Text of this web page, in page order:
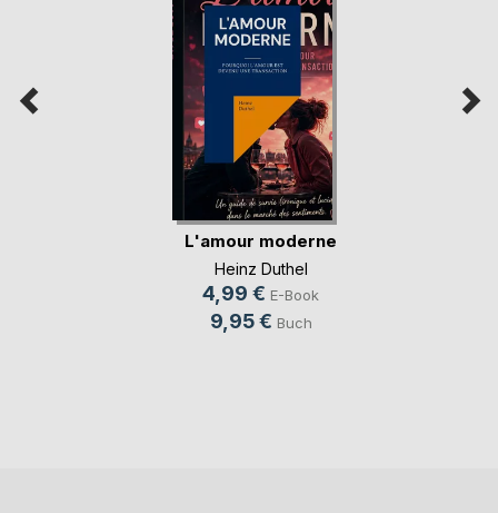
L'amour moderne
Heinz Duthel
4,99 € E-Book
9,95 € Buch